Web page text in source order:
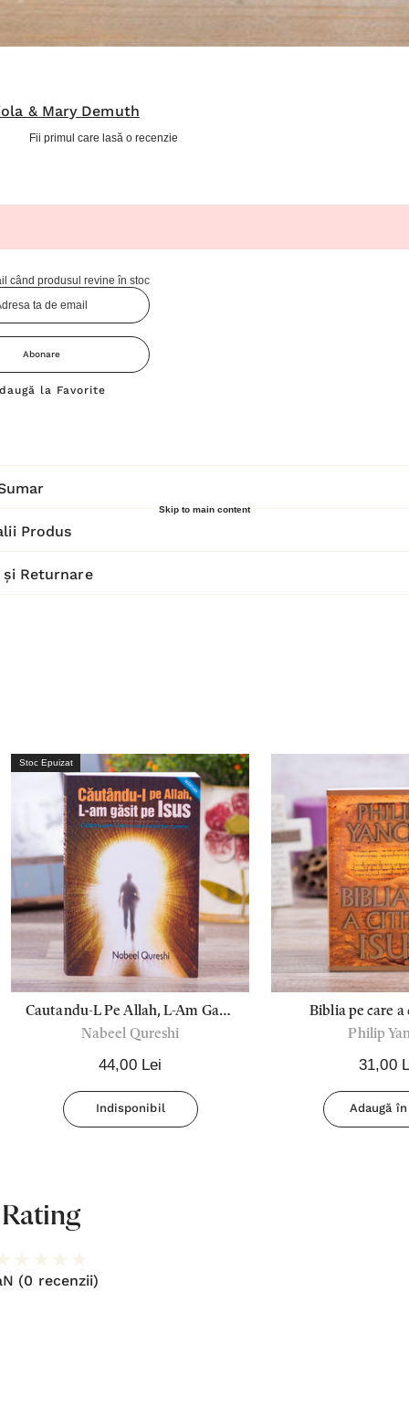
Skip to main content
& Mary Demuth
Fii primul care lasă o recenzie
când produsul revine în stoc
Abonare
la Favorite
Produs
Returnare
Stoc Epuizat
Cautandu-L Pe Allah, L-Am Gasit
Pe Isus
Nabeel Qureshi
44,00 Lei
Indisponibil
Biblia pe care a
Philip
31,00
Adaugă
Rating
(0 recenzii)